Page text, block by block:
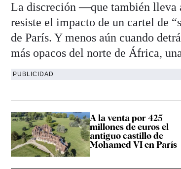
La discreción —que también lleva
resiste el impacto de un cartel de
de París. Y menos aún cuando
más opacos del norte de África,
PUBLICIDAD
A la venta por 425
millones de euros el
antiguo castillo de
Mohamed VI en París